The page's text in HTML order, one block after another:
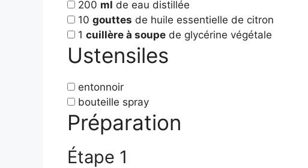
200 ml de eau distillée
10 gouttes de huile essentielle de citron
1 cuillère à soupe de glycérine végétale
Ustensiles
entonnoir
bouteille spray
Préparation
Étape 1